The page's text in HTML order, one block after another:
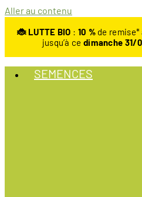
Aller au contenu
🐞 LUTTE BIO : 10 %de remise*
jusqu’à ce dimanche 31/
SEMENCES